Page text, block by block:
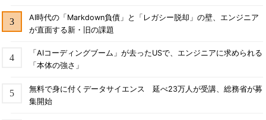
AI時代の「Markdown負債」と「レガシー脱却」の壁、エンジニア
が直面する新・旧の課題
「AIコーディングブーム」が去ったUSで、エンジニアに求められる
「本体の強さ」
無料で身に付くデータサイエンス 延べ23万人が受講、総務省が募
集開始